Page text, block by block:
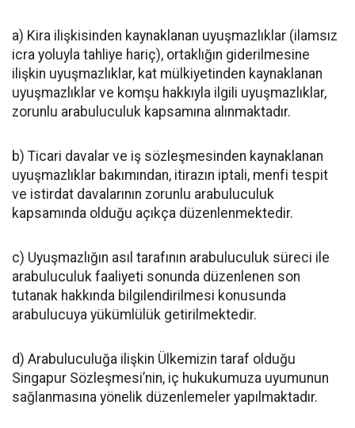
a) Kira ilişkisinden kaynaklanan uyuşmazlıklar (ilamsız
icra yoluyla tahliye hariç), ortaklığın giderilmesine
ilişkin uyuşmazlıklar, kat mülkiyetinden kaynaklanan
uyuşmazlıklar ve komşu hakkıyla ilgili uyuşmazlıklar,
zorunlu arabuluculuk kapsamına alınmaktadır.
b) Ticari davalar ve iş sözleşmesinden kaynaklanan
uyuşmazlıklar bakımından, itirazın iptali, menfi tespit
ve istirdat davalarının zorunlu arabuluculuk
kapsamında olduğu açıkça düzenlenmektedir.
c) Uyuşmazlığın asıl tarafının arabuluculuk süreci ile
arabuluculuk faaliyeti sonunda düzenlenen son
tutanak hakkında bilgilendirilmesi konusunda
arabulucuya yükümlülük getirilmektedir.
d) Arabuluculuğa ilişkin Ülkemizin taraf olduğu
Singapur Sözleşmesi’nin, iç hukukumuza uyumunun
sağlanmasına yönelik düzenlemeler yapılmaktadır.